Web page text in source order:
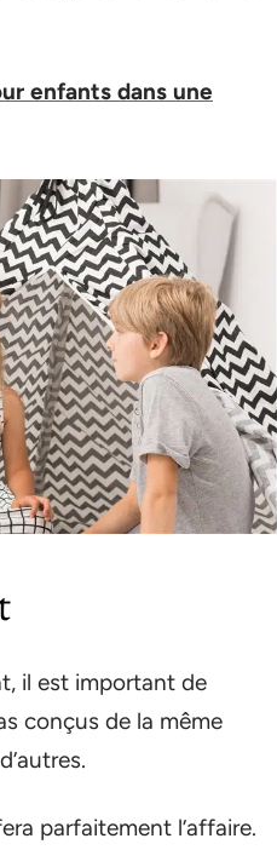
enfants dans une
il est important de
conçus de la même
parfaitement l’affaire.